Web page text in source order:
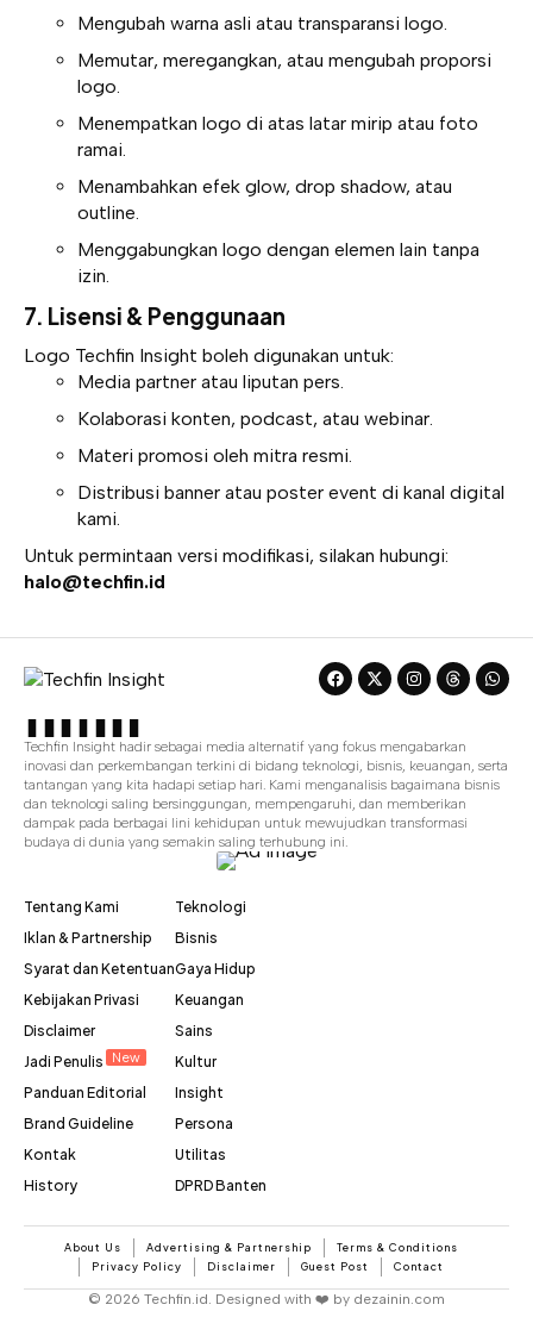
Mengubah warna asli atau transparansi logo.
Memutar, meregangkan, atau mengubah proporsi
logo.
Menempatkan logo di atas latar mirip atau foto
ramai.
Menambahkan efek glow, drop shadow, atau
outline.
Menggabungkan logo dengan elemen lain tanpa
izin.
7. Lisensi & Penggunaan
Logo Techfin Insight boleh digunakan untuk:
Media partner atau liputan pers.
Kolaborasi konten, podcast, atau webinar.
Materi promosi oleh mitra resmi.
Distribusi banner atau poster event di kanal digital
kami.
Untuk permintaan versi modifikasi, silakan hubungi:
halo@techfin.id
Techfin Insight hadir sebagai media alternatif yang fokus mengabarkan
inovasi dan perkembangan terkini di bidang teknologi, bisnis, keuangan, serta
tantangan yang kita hadapi setiap hari. Kami menganalisis bagaimana bisnis
dan teknologi saling bersinggungan, mempengaruhi, dan memberikan
dampak pada berbagai lini kehidupan untuk mewujudkan transformasi
budaya di dunia yang semakin saling terhubung ini.
Tentang Kami
Iklan & Partnership
Syarat dan Ketentuan
Kebijakan Privasi
Disclaimer
Jadi Penulis
New
Panduan Editorial
Brand Guideline
Kontak
History
Teknologi
Bisnis
Gaya Hidup
Keuangan
Sains
Kultur
Insight
Persona
Utilitas
DPRD Banten
About Us Advertising & Partnership
Terms & Conditions
Privacy Policy
Disclaimer Guest Post Contact
© 2026 Techfin.id. Designed with ❤️ by dezainin.com